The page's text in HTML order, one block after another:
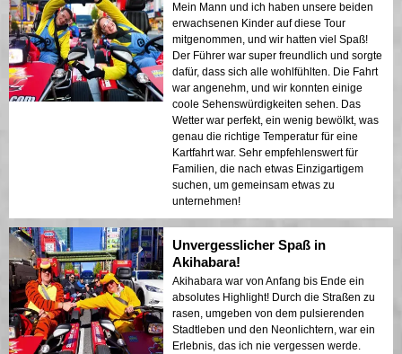
Mein Mann und ich haben unsere beiden
erwachsenen Kinder auf diese Tour
mitgenommen, und wir hatten viel Spaß!
Der Führer war super freundlich und sorgte
dafür, dass sich alle wohlfühlten. Die Fahrt
war angenehm, und wir konnten einige
coole Sehenswürdigkeiten sehen. Das
Wetter war perfekt, ein wenig bewölkt, was
genau die richtige Temperatur für eine
Kartfahrt war. Sehr empfehlenswert für
Familien, die nach etwas Einzigartigem
suchen, um gemeinsam etwas zu
unternehmen!
Unvergesslicher Spaß in
Akihabara!
Akihabara war von Anfang bis Ende ein
absolutes Highlight! Durch die Straßen zu
rasen, umgeben von dem pulsierenden
Stadtleben und den Neonlichtern, war ein
Erlebnis, das ich nie vergessen werde.